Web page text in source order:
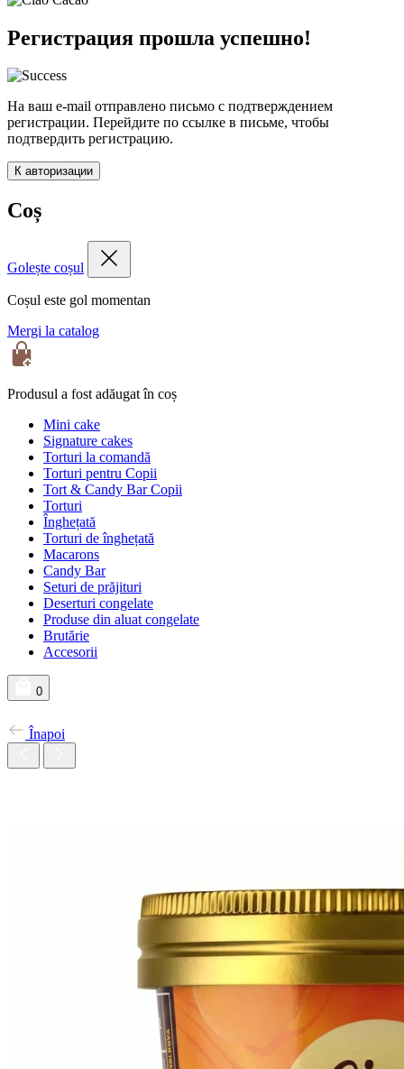
Регистрация прошла успешно!
На ваш e-mail отправлено письмо с подтверждением
регистрации. Перейдите по ссылке в письме, чтобы
подтвердить регистрацию.
К авторизации
Coș
Golește coșul
Coșul este gol momentan
Mergi la catalog
Produsul a fost adăugat în coș
Mini cake
Signature cakes
Torturi la comandă
Torturi pentru Copii
Tort & Candy Bar Copii
Torturi
Înghețată
Torturi de înghețată
Macarons
Candy Bar
Seturi de prăjituri
Deserturi congelate
Produse din aluat congelate
Brutărie
Accesorii
0
Înapoi